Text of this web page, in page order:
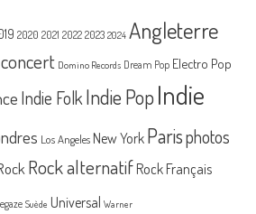
2020 2021 2022 2023 2024 Angleterre
concert Domino Records Dream Pop Electro Pop
Indie FolkIndie PopIndie
Los Angeles New York Parisphotos
Rock alternatif Rock Français
Suède Universal Warner